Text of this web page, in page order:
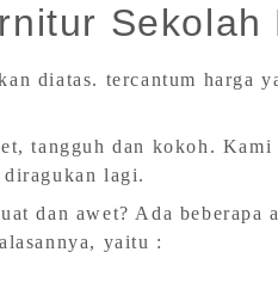
Sekolah
diatas. tercantum harga
tangguh dan kokoh. Kami
lagi.
dan awet? Ada beberapa
yaitu :